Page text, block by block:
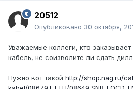
20512
Опубликовано 30 октября,
Уважаемые коллеги, кто
кабель, не соизволите ли сдать
Нужно вот такой http://shop.nag.ru/